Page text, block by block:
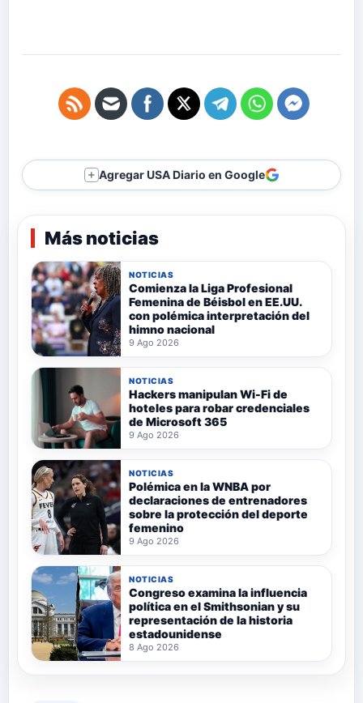
＋ Agregar USA Diario en Google
Más noticias
NOTICIAS
Comienza la Liga Profesional
Femenina de Béisbol en EE.UU.
con polémica interpretación del
himno nacional
9 Ago 2026
NOTICIAS
Hackers manipulan Wi-Fi de
hoteles para robar credenciales
de Microsoft 365
9 Ago 2026
NOTICIAS
Polémica en la WNBA por
declaraciones de entrenadores
sobre la protección del deporte
femenino
9 Ago 2026
NOTICIAS
Congreso examina la influencia
política en el Smithsonian y su
representación de la historia
estadounidense
8 Ago 2026